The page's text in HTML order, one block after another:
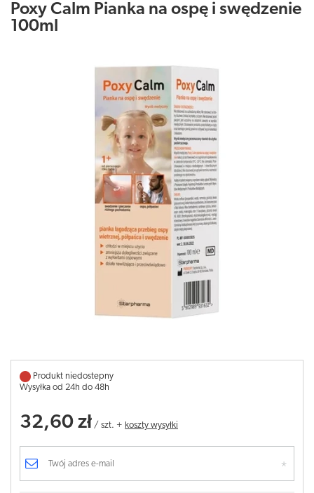
Poxy Calm Pianka na ospę i swędzenie
100ml
Produkt niedostepny
Wysyłka od 24h do 48h
32,60 zł / szt. + koszty wysyłki